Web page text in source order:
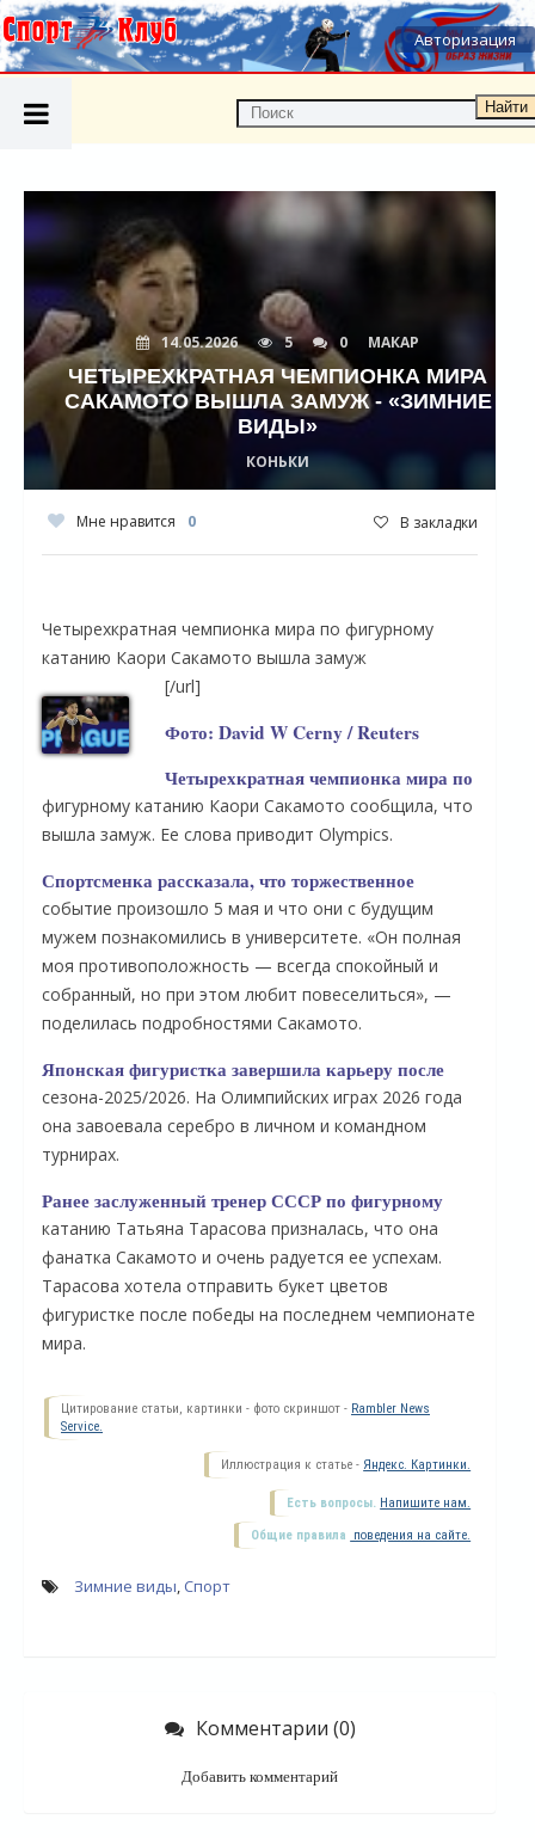
Авторизация
Найти
14.05.2026 5 0 МАКАР
ЧЕТЫРЕХКРАТНАЯ ЧЕМПИОНКА МИРА
САКАМОТО ВЫШЛА ЗАМУЖ - «ЗИМНИЕ
ВИДЫ»
КОНЬКИ
Мне нравится 0 В закладки
Четырехкратная чемпионка мира по фигурному
катанию Каори Сакамото вышла замуж
[/url]
Фото: David W Cerny / Reuters
Четырехкратная чемпионка мира по
фигурному катанию Каори Сакамото сообщила, что
вышла замуж. Ее слова приводит Olympics.
Спортсменка рассказала, что торжественное
событие произошло 5 мая и что они с будущим
мужем познакомились в университете. «Он полная
моя противоположность — всегда спокойный и
собранный, но при этом любит повеселиться», —
поделилась подробностями Сакамото.
Японская фигуристка завершила карьеру после
сезона-2025/2026. На Олимпийских играх 2026 года
она завоевала серебро в личном и командном
турнирах.
Ранее заслуженный тренер СССР по фигурному
катанию Татьяна Тарасова призналась, что она
фанатка Сакамото и очень радуется ее успехам.
Тарасова хотела отправить букет цветов
фигуристке после победы на последнем чемпионате
мира.
Цитирование статьи, картинки - фото скриншот - Rambler News
Service.
Иллюстрация к статье - Яндекс. Картинки.
Есть вопросы. Напишите нам.
Общие правила поведения на сайте.
Зимние виды, Спорт
Комментарии (0)
Добавить комментарий